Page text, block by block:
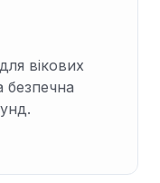
вікових
безпечна